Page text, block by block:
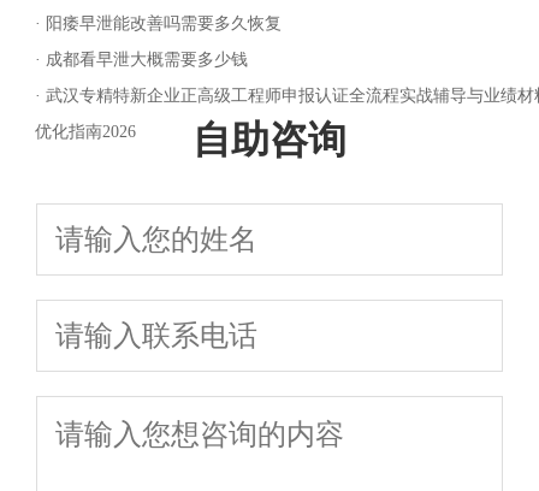
· 阳痿早泄能改善吗需要多久恢复
· 成都看早泄大概需要多少钱
· 武汉专精特新企业正高级工程师申报认证全流程实战辅导与业绩材
优化指南2026
自助咨询